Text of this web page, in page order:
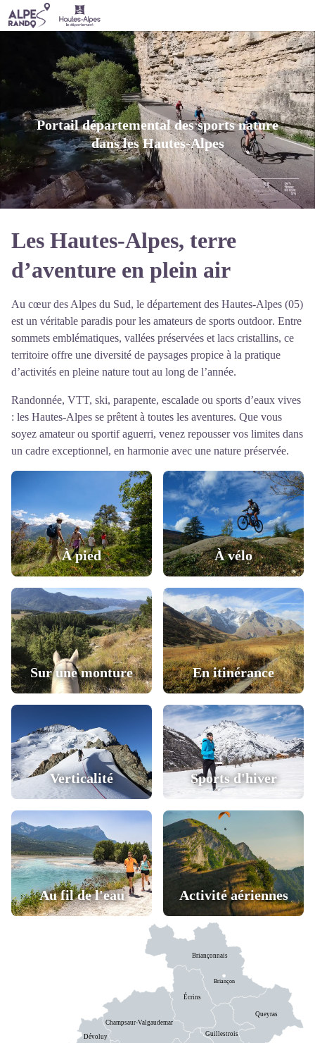
Portail départemental des sports nature
dans les Hautes-Alpes
Les Hautes-Alpes, terre
d’aventure en plein air
Au cœur des Alpes du Sud, le département des Hautes-Alpes (05)
est un véritable paradis pour les amateurs de sports outdoor. Entre
sommets emblématiques, vallées préservées et lacs cristallins, ce
territoire offre une diversité de paysages propice à la pratique
d’activités en pleine nature tout au long de l’année.
Randonnée, VTT, ski, parapente, escalade ou sports d’eaux vives
: les Hautes-Alpes se prêtent à toutes les aventures. Que vous
soyez amateur ou sportif aguerri, venez repousser vos limites dans
un cadre exceptionnel, en harmonie avec une nature préservée.
À pied À vélo
Sur une monture En itinérance
Verticalité Sports d'hiver
Au fil de l'eau Activité aériennes
Briançonnais
Briançon
Écrins
Champsaur-Valgaudemar
Dévoluy
Guillestrois
Queyras